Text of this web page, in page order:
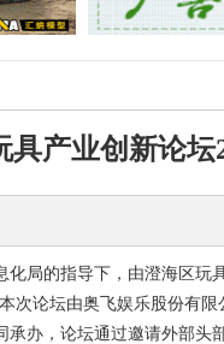
具产业创新论
化局的指导下，由澄海区玩
次论坛由奥飞娱乐股份有
承办，论坛通过邀请外部